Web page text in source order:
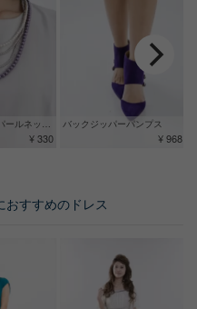
パープル系 4連パールネックレス
¥ 330
バックジッパーパンプス
¥ 968
おすすめのドレス